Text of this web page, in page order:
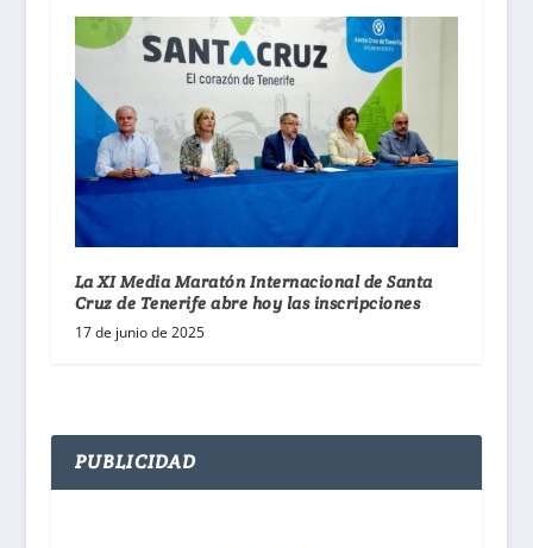
La XI Media Maratón Internacional de Santa
Cruz de Tenerife abre hoy las inscripciones
17 de junio de 2025
PUBLICIDAD